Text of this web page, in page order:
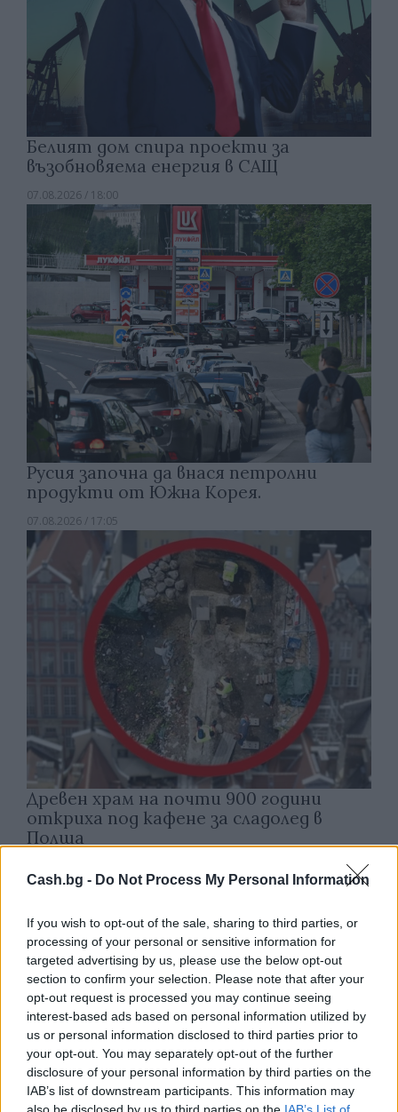
Cash.bg - Do Not Process My Personal Information
If you wish to opt-out of the sale, sharing to third parties, or
processing of your personal or sensitive information for
targeted advertising by us, please use the below opt-out
section to confirm your selection. Please note that after your
opt-out request is processed you may continue seeing
interest-based ads based on personal information utilized by
us or personal information disclosed to third parties prior to
your opt-out. You may separately opt-out of the further
disclosure of your personal information by third parties on the
IAB’s list of downstream participants. This information may
also be disclosed by us to third parties on the IAB’s List of
Белият дом спира проекти за
възобновяема енергия в САЩ
07.08.2026 / 18:00
Русия започна да внася петролни
продукти от Южна Корея.
07.08.2026 / 17:05
Древен храм на почти 900 години
откриха под кафене за сладолед в
Полша